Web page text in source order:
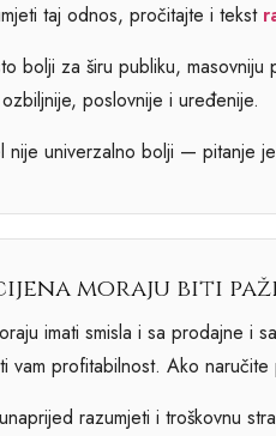
taj odnos, pročitajte i tekst
bolji za širu publiku,
poslovnije i uređenije.
nije univerzalno bolji — pitanje
moraju biti
imati smisla i sa prodajne i
vam profitabilnost. Ako
razumjeti i troškovnu